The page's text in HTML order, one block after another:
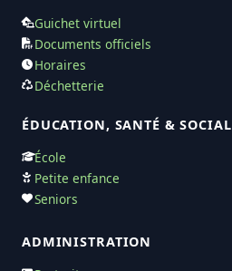
Guichet virtuel
Documents officiels
Horaires
Déchetterie
ÉDUCATION, SANTÉ & SOCIAL
École
Petite enfance
Seniors
ADMINISTRATION